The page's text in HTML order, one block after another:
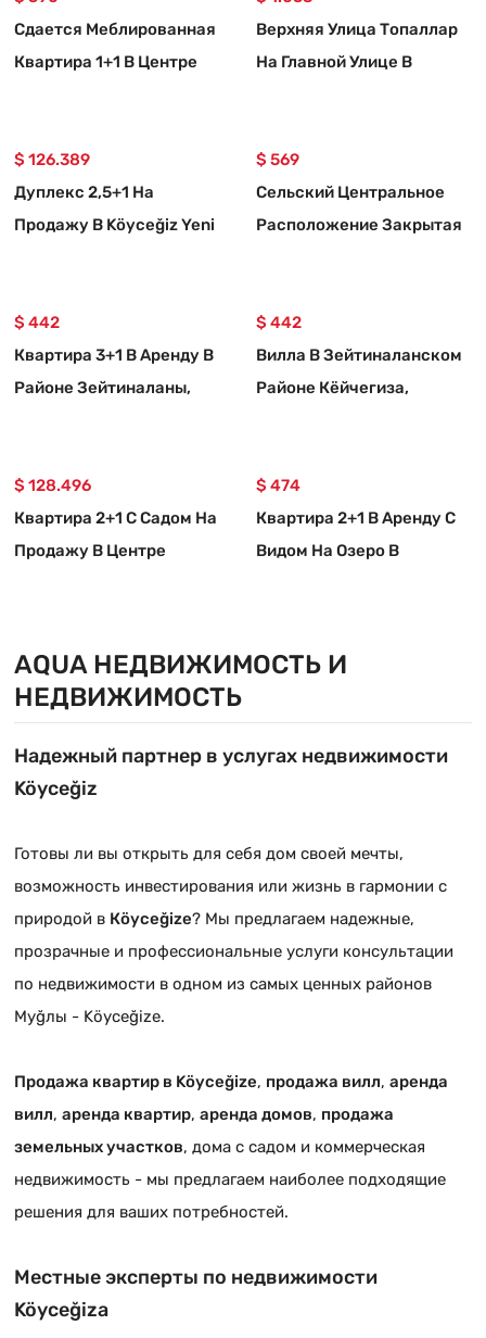
Сдается Меблированная
Квартира 1+1 В Центре
Верхняя Улица Топаллар
На Главной Улице В
$ 126.389
Дуплекс 2,5+1 На
Продажу В Köyceğiz Yeni
$ 569
Сельский Центральное
Расположение Закрытая
Квартира
$ 442
Квартира 3+1 В Аренду В
Районе Зейтиналаны,
$ 442
Вилла В Зейтиналанском
Районе Кёйчегиза,
$ 128.496
Квартира 2+1 С Садом На
Продажу В Центре
$ 474
Квартира 2+1 В Аренду С
Видом На Озеро В
AQUA НЕДВИЖИМОСТЬ И
НЕДВИЖИМОСТЬ
Надежный партнер в услугах недвижимости
Köyceğiz
Готовы ли вы открыть для себя дом своей мечты,
возможность инвестирования или жизнь в гармонии с
природой в Кöyceğizе? Мы предлагаем надежные,
прозрачные и профессиональные услуги консультации
по недвижимости в одном из самых ценных районов
Муğлы - Köyceğizе.
Продажа квартир в Köyceğizе, продажа вилл,аренда
вилл,аренда квартир,аренда домов, продажа
земельных участков, дома с садом и коммерческая
недвижимость - мы предлагаем наиболее подходящие
решения для ваших потребностей.
Местные эксперты по недвижимости
Köyceğizа